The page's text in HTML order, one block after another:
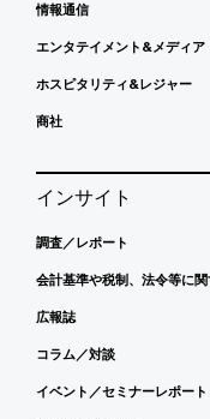
情報通信
エンタテイメント&メディア
ホスピタリティ&レジャー
商社
インサイト
調査／レポート
会計基準や税制、法令等に
広報誌
コラム／対談
イベント／セミナーレポート